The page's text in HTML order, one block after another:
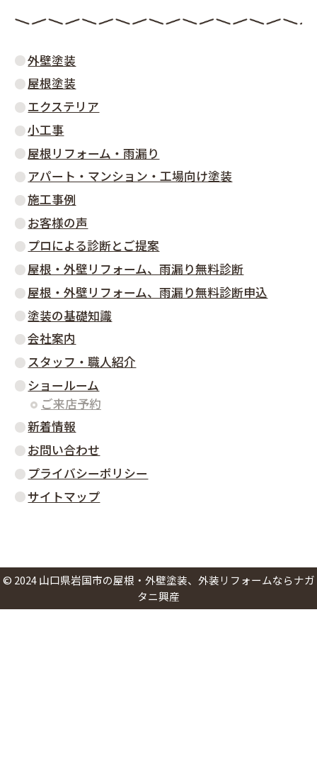
外壁塗装
屋根塗装
エクステリア
小工事
屋根リフォーム・雨漏り
アパート・マンション・工場向け塗装
施工事例
お客様の声
プロによる診断とご提案
屋根・外壁リフォーム、雨漏り無料診断
屋根・外壁リフォーム、雨漏り無料診断申込
塗装の基礎知識
会社案内
スタッフ・職人紹介
ショールーム
ご来店予約
新着情報
お問い合わせ
プライバシーポリシー
サイトマップ
© 2024 山口県岩国市の屋根・外壁塗装、外装リフォームならナガ
タニ興産